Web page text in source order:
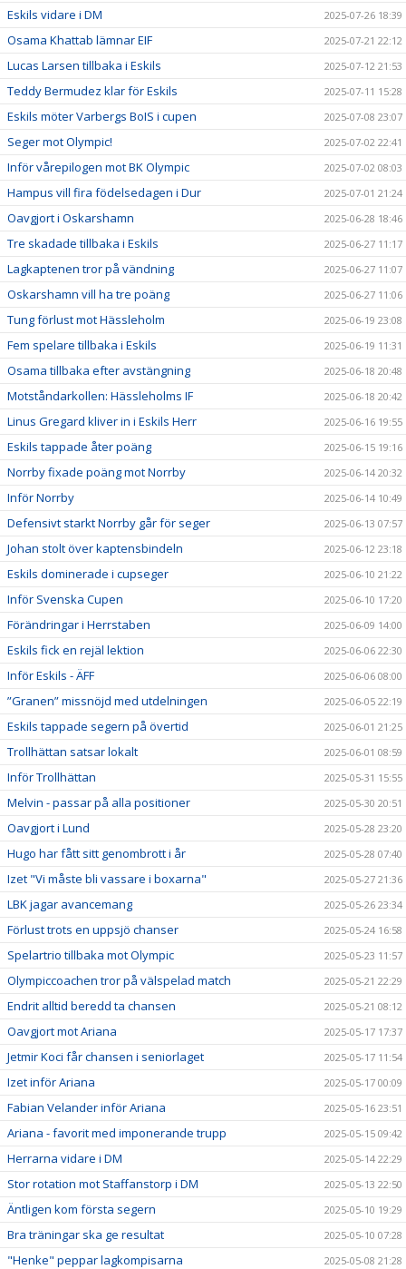
Eskils vidare i DM 2025-07-26 18:39
Osama Khattab lämnar EIF 2025-07-21 22:12
Lucas Larsen tillbaka i Eskils 2025-07-12 21:53
Teddy Bermudez klar för Eskils 2025-07-11 15:28
Eskils möter Varbergs BoIS i cupen 2025-07-08 23:07
Seger mot Olympic! 2025-07-02 22:41
Inför vårepilogen mot BK Olympic 2025-07-02 08:03
Hampus vill fira födelsedagen i Dur 2025-07-01 21:24
Oavgjort i Oskarshamn 2025-06-28 18:46
Tre skadade tillbaka i Eskils 2025-06-27 11:17
Lagkaptenen tror på vändning 2025-06-27 11:07
Oskarshamn vill ha tre poäng 2025-06-27 11:06
Tung förlust mot Hässleholm 2025-06-19 23:08
Fem spelare tillbaka i Eskils 2025-06-19 11:31
Osama tillbaka efter avstängning 2025-06-18 20:48
Motståndarkollen: Hässleholms IF 2025-06-18 20:42
Linus Gregard kliver in i Eskils Herr 2025-06-16 19:55
Eskils tappade åter poäng 2025-06-15 19:16
Norrby fixade poäng mot Norrby 2025-06-14 20:32
Inför Norrby 2025-06-14 10:49
Defensivt starkt Norrby går för seger 2025-06-13 07:57
Johan stolt över kaptensbindeln 2025-06-12 23:18
Eskils dominerade i cupseger 2025-06-10 21:22
Inför Svenska Cupen 2025-06-10 17:20
Förändringar i Herrstaben 2025-06-09 14:00
Eskils fick en rejäl lektion 2025-06-06 22:30
Inför Eskils - ÄFF 2025-06-06 08:00
”Granen” missnöjd med utdelningen 2025-06-05 22:19
Eskils tappade segern på övertid 2025-06-01 21:25
Trollhättan satsar lokalt 2025-06-01 08:59
Inför Trollhättan 2025-05-31 15:55
Melvin - passar på alla positioner 2025-05-30 20:51
Oavgjort i Lund 2025-05-28 23:20
Hugo har fått sitt genombrott i år 2025-05-28 07:40
Izet "Vi måste bli vassare i boxarna" 2025-05-27 21:36
LBK jagar avancemang 2025-05-26 23:34
Förlust trots en uppsjö chanser 2025-05-24 16:58
Spelartrio tillbaka mot Olympic 2025-05-23 11:57
Olympiccoachen tror på välspelad match 2025-05-21 22:29
Endrit alltid beredd ta chansen 2025-05-21 08:12
Oavgjort mot Ariana 2025-05-17 17:37
Jetmir Koci får chansen i seniorlaget 2025-05-17 11:54
Izet inför Ariana 2025-05-17 00:09
Fabian Velander inför Ariana 2025-05-16 23:51
Ariana - favorit med imponerande trupp 2025-05-15 09:42
Herrarna vidare i DM 2025-05-14 22:29
Stor rotation mot Staffanstorp i DM 2025-05-13 22:50
Äntligen kom första segern 2025-05-10 19:29
Bra träningar ska ge resultat 2025-05-10 07:28
"Henke" peppar lagkompisarna 2025-05-08 21:28